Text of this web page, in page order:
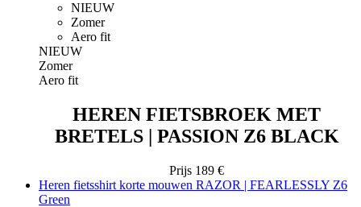
NIEUW
Zomer
Aero fit
NIEUW
Zomer
Aero fit
HEREN FIETSBROEK MET
BRETELS | PASSION Z6 BLACK
Prijs 189 €
Heren fietsshirt korte mouwen RAZOR | FEARLESSLY Z6
Green